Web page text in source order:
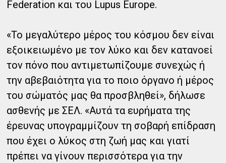
Federation και του Lupus Europe.
«Το μεγαλύτερο μέρος του κόσμου δεν είναι
εξοικειωμένο με τον λύκο και δεν κατανοεί
τον πόνο που αντιμετωπίζουμε συνεχώς ή
την αβεβαιότητα για το ποιο όργανο ή μέρος
του σώματός μας θα προσβληθεί», δήλωσε
ασθενής με ΣΕΛ. «Αυτά τα ευρήματα της
έρευνας υπογραμμίζουν τη σοβαρή επίδραση
που έχει ο λύκος στη ζωή μας και γιατί
πρέπει να γίνουν περισσότερα για την